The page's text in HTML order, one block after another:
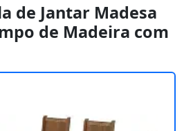
de Jantar Madesa
de Madeira com